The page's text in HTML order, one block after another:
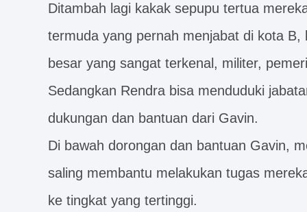
Ditambah lagi kakak sepupu tertua
termuda yang pernah menjabat di kota
besar yang sangat terkenal, militer,
Sedangkan Rendra bisa menduduki
dukungan dan bantuan dari Gavin.
Di bawah dorongan dan bantuan Gavin,
saling membantu melakukan tugas
ke tingkat yang tertinggi.